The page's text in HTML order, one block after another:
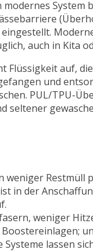
System
auch in Kita
Flüssigkeit auf,
und
PUL/TPU-
weniger Restmüll
in der
weniger
Systeme lassen